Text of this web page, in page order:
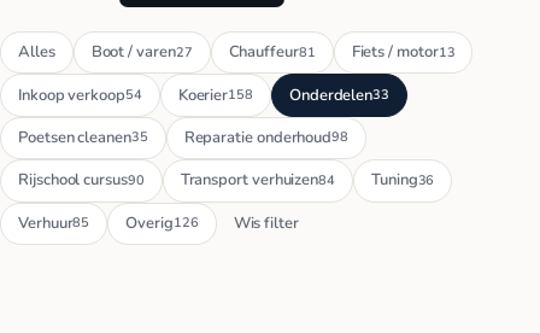
Alles Boot / varen27 Chauffeur81 Fiets / motor13
Inkoop verkoop54 Koerier158 Onderdelen33
Poetsen cleanen35 Reparatie onderhoud98
Rijschool cursus90 Transport verhuizen84 Tuning36
Verhuur85 Overig126 Wis filter